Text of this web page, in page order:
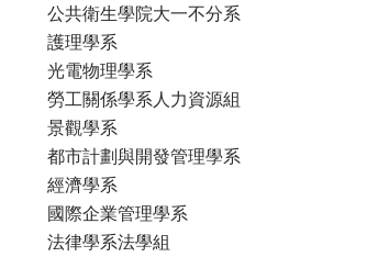
公共衛生學院大一不分系
護理學系
光電物理學系
勞工關係學系人力資源組
景觀學系
都市計劃與開發管理學系
經濟學系
國際企業管理學系
法律學系法學組